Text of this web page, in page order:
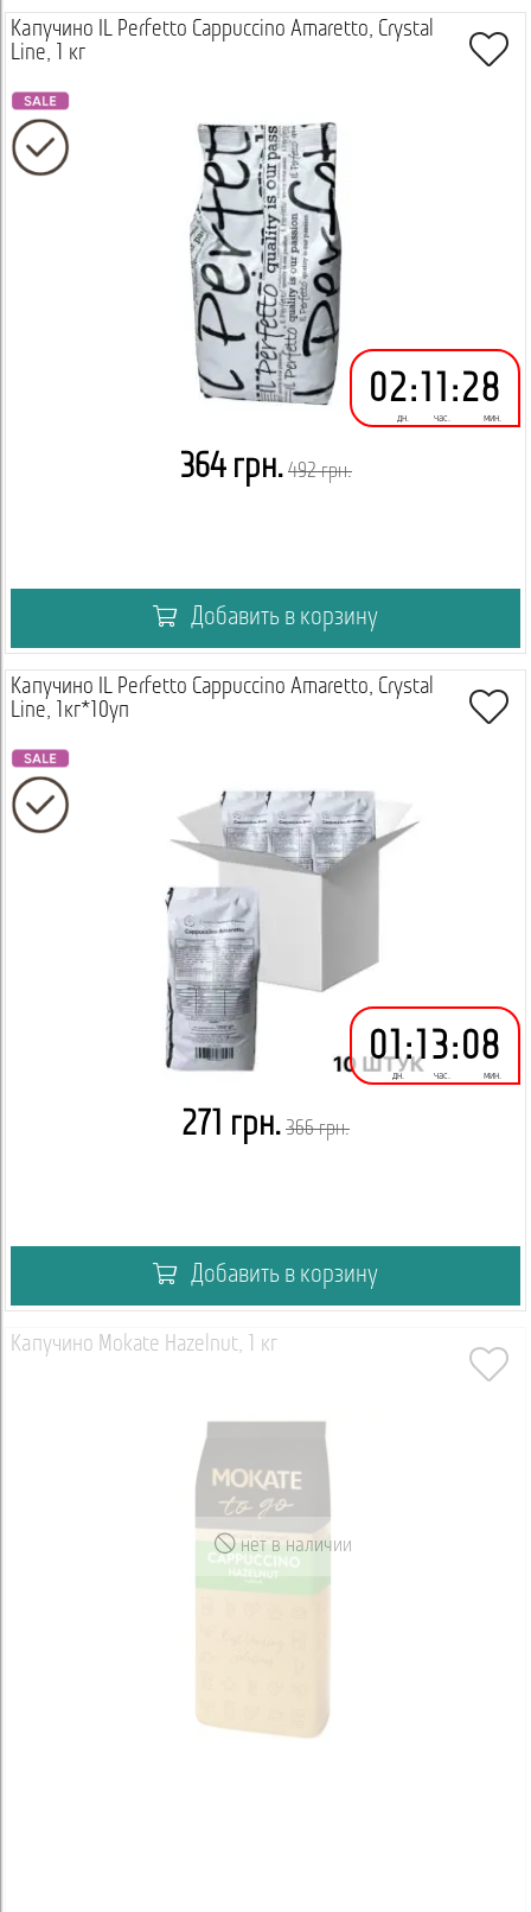
Капучино IL Perfetto Cappuccino Amaretto, Crystal
Line, 1 кг
02
дн.
: 11
час.
:28
мин.
364 грн. 492 грн.
Добавить в корзину
Капучино IL Perfetto Cappuccino Amaretto, Crystal
Line, 1кг*10уп
01
дн.
:13
час.
:08
мин.
271 грн. 366 грн.
Добавить в корзину
нет в наличии
Капучино Mokate Hazelnut, 1 кг